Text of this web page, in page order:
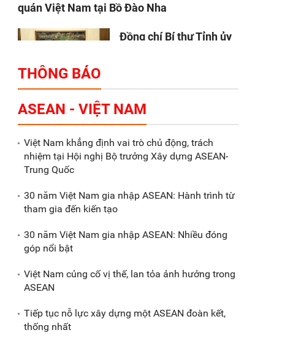
quán Việt Nam tại Bồ Đào Nha
Đồng chí Bí thư Tỉnh ủy
đoàn Makara Capital
Partners
nước 9 tháng đầu năm
2025 đạt trên 70.600 tỷ
các doanh nghiệp,
doanh nghiệp
THÔNG BÁO
ASEAN - VIỆT NAM
Việt Nam khẳng định vai trò chủ động, trách
nhiệm tại Hội nghị Bộ trưởng Xây dựng ASEAN-
Trung Quốc
30 năm Việt Nam gia nhập ASEAN: Hành trình từ
tham gia đến kiến tạo
30 năm Việt Nam gia nhập ASEAN: Nhiều đóng
góp nổi bật
Việt Nam củng cố vị thế, lan tỏa ảnh hưởng trong
ASEAN
Tiếp tục nỗ lực xây dựng một ASEAN đoàn kết,
thống nhất